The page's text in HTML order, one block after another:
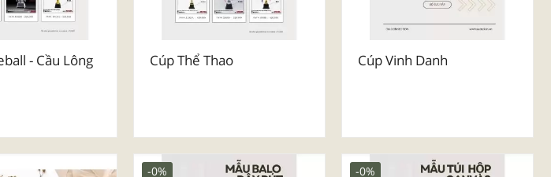
- Cầu Lông Cúp Thể Thao Cúp Vinh Danh
-0% -0%